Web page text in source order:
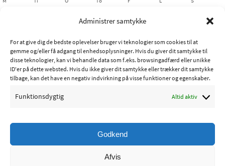
Administrer samtykke
For at give dig de bedste oplevelser bruger vi teknologier som cookies til at
gemme og/eller få adgang til enhedsoplysninger. Hvis du giver dit samtykke til
disse teknologier, kan vi behandle data som f.eks. browsingadfærd eller unikke
ID'er på dette websted. Hvis du ikke giver dit samtykke eller trækker dit samtykke
tilbage, kan det have en negativ indvirkning på visse funktioner og egenskaber.
Funktionsdygtig Altid aktiv
Godkend
Afvis
10
11 12 13 14 15
17
18 19 20 21 22
23
24
25 26 27 28 29
30
Copyright © 2015 - Ribe Sportsfiskerforening